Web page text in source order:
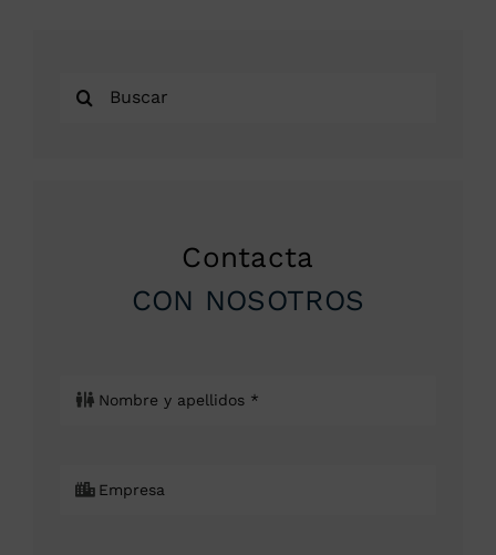
Buscar:
Contacta
CON NOSOTROS